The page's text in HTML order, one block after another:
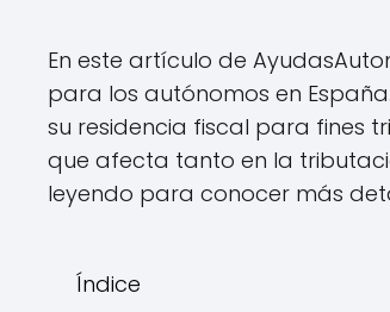
En este artículo de
para los autónomos en
su residencia fiscal para fines
que afecta tanto en la
leyendo para conocer más
Índice